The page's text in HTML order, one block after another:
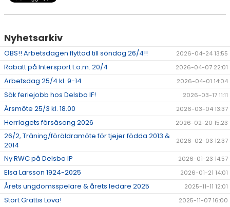
Nyhetsarkiv
OBS!! Arbetsdagen flyttad till söndag 26/4!! 2026-04-24 13:55
Rabatt på Intersport t.o.m. 20/4 2026-04-07 22:01
Arbetsdag 25/4 kl. 9-14 2026-04-01 14:04
Sök feriejobb hos Delsbo IF! 2026-03-17 11:11
Årsmöte 25/3 kl. 18.00 2026-03-04 13:37
Herrlagets försäsong 2026 2026-02-20 15:23
26/2, Träning/föräldramöte för tjejer födda 2013 &
2014
2026-02-03 12:37
Ny RWC på Delsbo IP 2026-01-23 14:57
Elsa Larsson 1924-2025 2026-01-21 14:01
Årets ungdomsspelare & årets ledare 2025 2025-11-11 12:01
Stort Grattis Lova! 2025-11-07 16:00